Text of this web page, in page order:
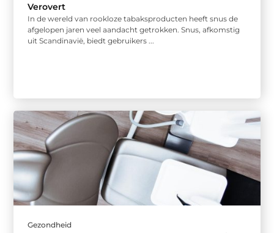
Verovert
In de wereld van rookloze tabaksproducten heeft snus de
afgelopen jaren veel aandacht getrokken. Snus, afkomstig
uit Scandinavië, biedt gebruikers ...
Gezondheid